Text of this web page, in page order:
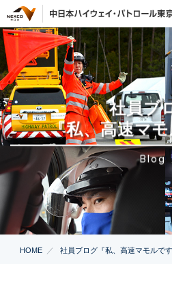
社員ブ
『私、高速マ
Blog
HOME 社員ブログ『私、高速マモルです